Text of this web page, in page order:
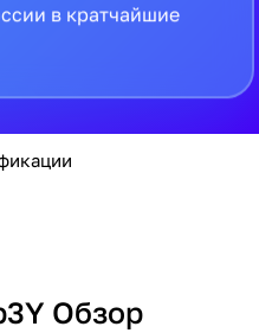
в кратчайшие
Обзор